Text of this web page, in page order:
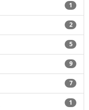
1
2
5
9
7
1